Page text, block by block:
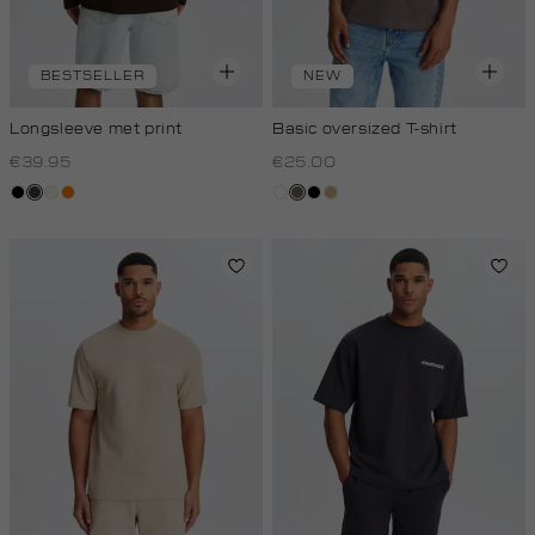
BESTSELLER
Longsleeve met print
€39.95
zwartchoco
wit,oranje
NEW
Basic oversized T-shirt
€25.00
witlichtbruin
zwart
tan